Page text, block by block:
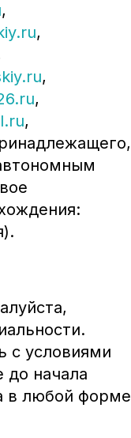
,
,
,
,
,
с условиями
до начала
в любой форме